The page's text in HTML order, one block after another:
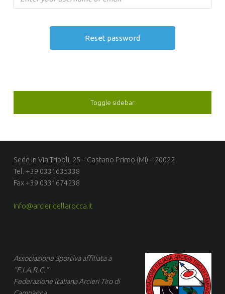
SIDEBAR
Toggle sidebar
FOOTER SIDEBAR
Sede in Via Tripoli, 25 – Castano Primo (MI) – 20022
Tel. +39 0331635338
Fax +39 0331674238
info@arcieridellarocca.it
Associazione Sportiva affiliata a
“F.I.A.R.C.”
Federazione Italiana Arcieri Tiro di